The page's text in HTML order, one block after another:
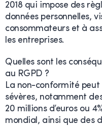
2018 qui impose des
données personnelles,
consommateurs et à
les entreprises.
Quelles sont les
au RGPD ?
La non-conformité
sévères, notamment
20 millions d’euros ou
mondial, ainsi que des